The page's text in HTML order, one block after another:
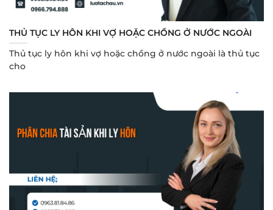
THỦ TỤC LY HÔN KHI VỢ HOẶC CHỒNG Ở NƯỚC NGOÀI
Thủ tục ly hôn khi vợ hoặc chồng ở nước ngoài là thủ tục
cho